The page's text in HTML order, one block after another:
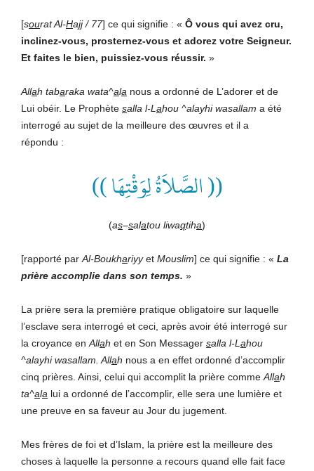
[sourat Al-Hajj / 77] ce qui signifie : « Ô vous qui avez cru,
inclinez-vous, prosternez-vous et adorez votre Seigneur.
Et faites le bien, puissiez-vous réussir. »
Allah tabaraka wata^ala nous a ordonné de L’adorer et de
Lui obéir. Le Prophète salla l-L ahou ^alayhi wasallam a été
interrogé au sujet de la meilleure des œuvres et il a
répondu :
(( الصَّلاَةُ لِوَقْتِهَا ))
(as–salatou liwaqtiha)
[rapporté par Al-Boukhariyyet Mouslim] ce qui signifie : « La
prière accomplie dans son temps. »
La prière sera la première pratique obligatoire sur laquelle
l’esclave sera interrogé et ceci, après avoir été interrogé sur
la croyance en Allah et en Son Messager salla l-L ahou
^alayhi wasallam. Allah nous a en effet ordonné d’accomplir
cinq prières. Ainsi, celui qui accomplit la prière comme Allah
ta^ala lui a ordonné de l’accomplir, elle sera une lumière et
une preuve en sa faveur au Jour du jugement.
Mes frères de foi et d’Islam, la prière est la meilleure des
choses à laquelle la personne a recours quand elle fait face